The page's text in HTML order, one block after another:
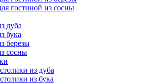
гостиной из сосны
дуба
бука
березы
сосны
из дуба
из бука